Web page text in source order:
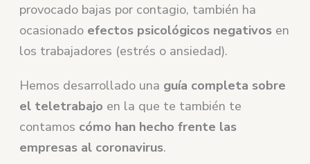
provocado bajas por contagio, también ha
ocasionado efectos psicológicos negativos en
los trabajadores (estrés o ansiedad).
Hemos desarrollado una guía completa sobre
el teletrabajo en la que te también te
contamos cómo han hecho frente las
empresas al coronavirus.